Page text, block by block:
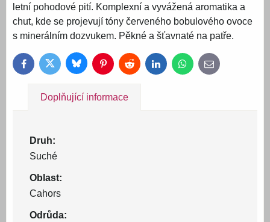
letní pohodové pití. Komplexní a vyvážená aromatika a
chut, kde se projevují tóny červeného bobulového ovoce
s minerálním dozvukem. Pěkné a šťavnaté na patře.
FacebookTwitter BlueskyPinterestReddit LinkedInWhatsApp
E-
mail
Doplňující informace
Druh:
Suché
Oblast:
Cahors
Odrůda: